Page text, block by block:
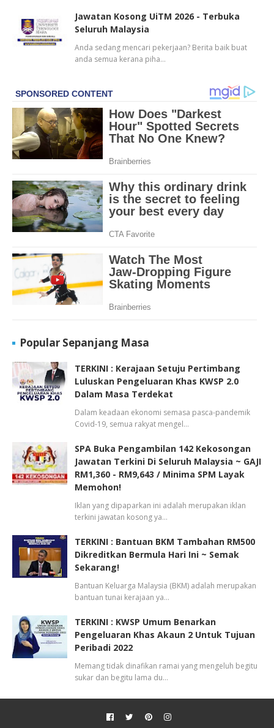
Jawatan Kosong UiTM 2026 - Terbuka
Seluruh Malaysia
Anda sedang mencari pekerjaan? Berita baik buat
anda semua kerana piha…
Popular Sepanjang Masa
TERKINI : Kerajaan Setuju Pertimbang
Luluskan Pengeluaran Khas KWSP 2.0
Dalam Masa Terdekat
Dalam keadaan ekonomi semasa pasca-pandemik
Covid-19, semua rakyat mengel…
SPA Buka Pengambilan 142 Kekosongan
Jawatan Terkini Di Seluruh Malaysia ~ GAJI
RM1,360 - RM9,643 / Minima SPM Layak
Memohon!
Iklan yang dipaparkan ini adalah merupakan iklan
terkini jawatan kosong ya…
TERKINI : Bantuan BKM Tambahan RM500
Dikreditkan Bermula Hari Ini ~ Semak
Sekarang!
Bantuan Keluarga Malaysia (BKM) adalah merupakan
bantuan tunai kerajaan ya…
TERKINI : KWSP Umum Benarkan
Pengeluaran Khas Akaun 2 Untuk Tujuan
Peribadi 2022
Memang tidak dinafikan ramai yang mengeluh begitu
sukar dan begitu lama du…